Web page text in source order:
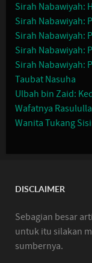
Sirah Nabawiyah:
Sirah Nabawiyah:
Sirah Nabawiyah:
Sirah Nabawiyah:
Taubat Nasuha
Ulbah bin Zaid:
Wafatnya
Wanita Tukang
DISCLAIMER
Sebagian besar
untuk itu silakan
sumbernya.